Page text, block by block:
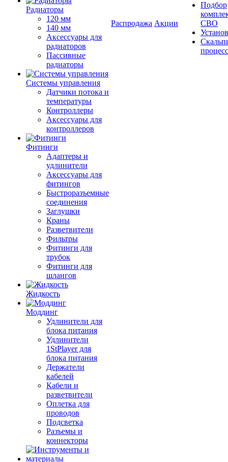
Радиаторы
120 мм
140 мм
Аксессуары для
радиаторов
Пассивные
радиаторы
Системы управления
Датчики потока и
температуры
Контроллеры
Аксессуары для
контроллеров
Фитинги
Адаптеры и
удлинители
Аксессуары для
фитингов
Быстроразъемные
соединения
Заглушки
Краны
Разветвители
Фильтры
Фитинги для
трубок
Фитинги для
шлангов
Жидкость
Моддинг
Удлинители для
блока питания
Удлинители
1StPlayer для
блока питания
Держатели
кабелей
Кабели и
разветвители
Оплетка для
проводов
Подсветка
Разъемы и
коннекторы
Распродажа Акции
Подбор
СВО